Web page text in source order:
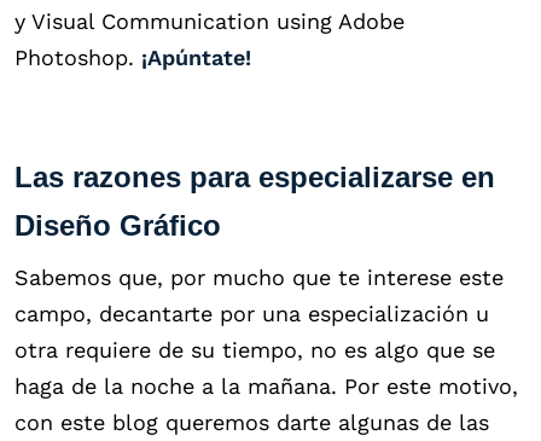
y Visual Communication using Adobe
Photoshop. ¡Apúntate!
Las razones para especializarse en
Diseño Gráfico
Sabemos que, por mucho que te interese este
campo, decantarte por una especialización u
otra requiere de su tiempo, no es algo que se
haga de la noche a la mañana. Por este motivo,
con este blog queremos darte algunas de las